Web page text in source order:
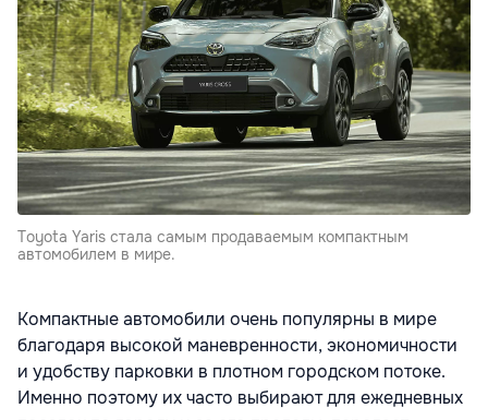
Toyota Yaris стала самым продаваемым компактным
автомобилем в мире.
Компактные автомобили очень популярны в мире
благодаря высокой маневренности, экономичности
и удобству парковки в плотном городском потоке.
Именно поэтому их часто выбирают для ежедневных